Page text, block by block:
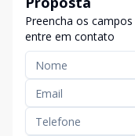
Preencha os
entre em contato